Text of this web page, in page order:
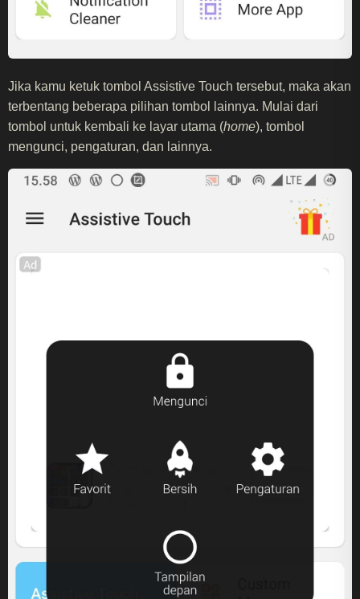
Jika kamu ketuk tombol Assistive Touch tersebut, maka akan
terbentang beberapa pilihan tombol lainnya. Mulai dari
tombol untuk kembali ke layar utama (home), tombol
mengunci, pengaturan, dan lainnya.